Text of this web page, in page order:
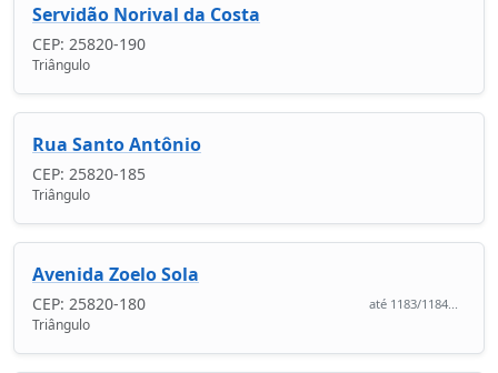
Servidão Norival da Costa
CEP: 25820-190
Triângulo
Rua Santo Antônio
CEP: 25820-185
Triângulo
Avenida Zoelo Sola
CEP: 25820-180 até 1183/1184...
Triângulo